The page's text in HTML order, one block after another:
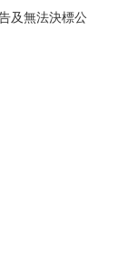
及無法決標公